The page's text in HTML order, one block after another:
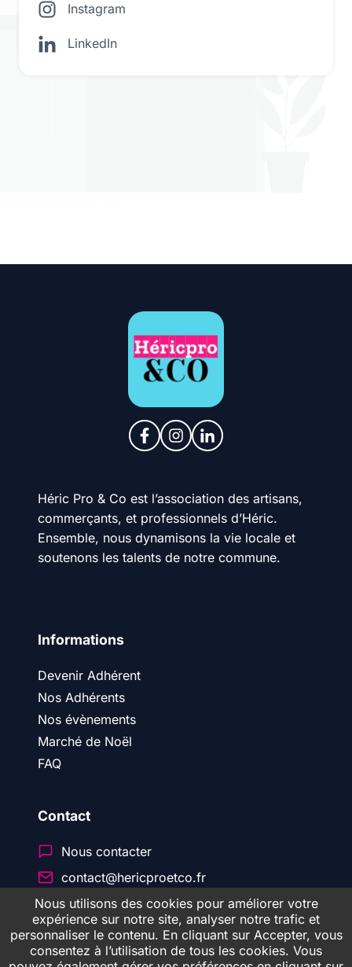
Nous utilisons des cookies pour améliorer votre
expérience sur notre site, analyser notre trafic et
personnaliser le contenu. En cliquant sur Accepter, vous
consentez à l’utilisation de tous les cookies. Vous
Instagram
LinkedIn
Héric Pro & Co est l’association des artisans,
commerçants, et professionnels d’Héric.
Ensemble, nous dynamisons la vie locale et
soutenons les talents de notre commune.
Informations
Devenir Adhérent
Nos Adhérents
Nos évènements
Marché de Noël
FAQ
Contact
Nous contacter
contact@hericproetco.fr
© 2026 Héric Pro & CO